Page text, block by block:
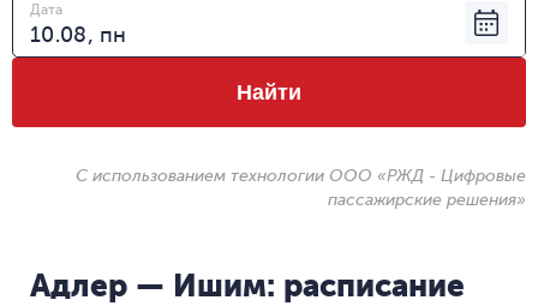
Дата
Найти
С использованием технологии ООО «РЖД - Цифровые
пассажирские решения»
Адлер — Ишим: расписание